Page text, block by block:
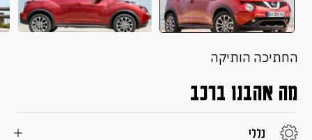
החתיכה הותיקה
מה אהבנו ברכב
כללי